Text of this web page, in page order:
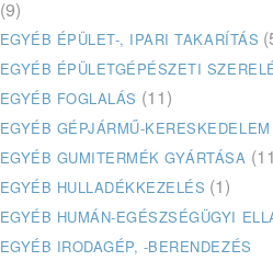
(9)
EGYÉB ÉPÜLET-, IPARI TAKARÍTÁS
EGYÉB ÉPÜLETGÉPÉSZETI
EGYÉB FOGLALÁS (11)
EGYÉB GÉPJÁRMŰ-KERESKEDELEM
EGYÉB GUMITERMÉK GYÁRTÁSA
EGYÉB HULLADÉKKEZELÉS (1)
EGYÉB HUMÁN-EGÉSZSÉGÜGYI
EGYÉB IRODAGÉP, -BERENDEZÉS